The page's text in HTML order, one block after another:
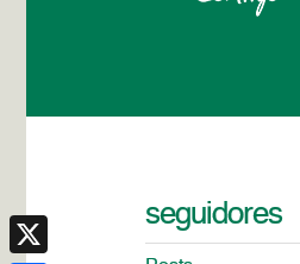
seguidores